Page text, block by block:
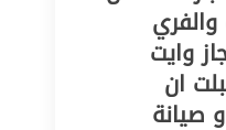
وايت
ان
صيانة